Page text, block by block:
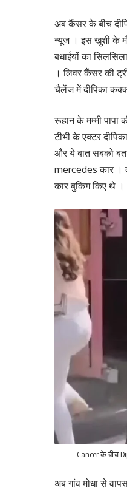
अब कैंसर के बीच
न्यूज । इस खुशी के
बधाईयों का
। लिवर कैंसर की
चैलेंज में दीपिका
रूहान के मम्मी
टीभी के एक्टर
और ये बात सबको
mercedes कार ।
कार बुकिंग किए थे
Cancer के बीच
अब गांव मोधा से